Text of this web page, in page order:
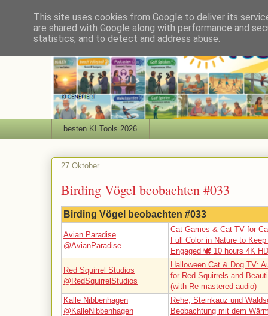
besten KI Tools 2026
27 Oktober
Birding Vögel beobachten #033
Birding Vögel beobachten #033
Avian Paradise
@AvianParadise
Cat Games & Cat TV for
Full Color in Nature to
Engaged 🕊️ 10 hours 4K
Red Squirrel Studios
@RedSquirrelStudios
Halloween Cat & Dog TV:
for Red Squirrels and
(with Re-mastered audio)
Kalle Nibbenhagen
@KalleNibbenhagen
Rehe, Steinkauz und
Beobachtung mit dem
This site uses cookies from Google to deliver its
are shared with Google along with performance and
statistics, and to detect and address abuse.